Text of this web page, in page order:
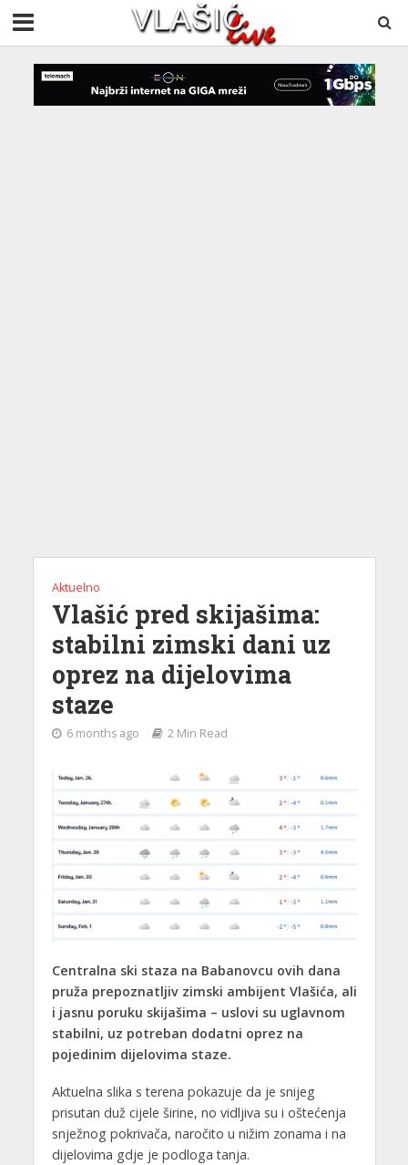
Aktuelno
Vlašić pred skijašima:
stabilni zimski dani uz
oprez na dijelovima
staze
6 months ago 2 Min Read
Centralna ski staza na Babanovcu ovih dana
pruža prepoznatljiv zimski ambijent Vlašića, ali
i jasnu poruku skijašima – uslovi su uglavnom
stabilni, uz potreban dodatni oprez na
pojedinim dijelovima staze.
Aktuelna slika s terena pokazuje da je snijeg
prisutan duž cijele širine, no vidljiva su i oštećenja
snježnog pokrivača, naročito u nižim zonama i na
dijelovima gdje je podloga tanja.